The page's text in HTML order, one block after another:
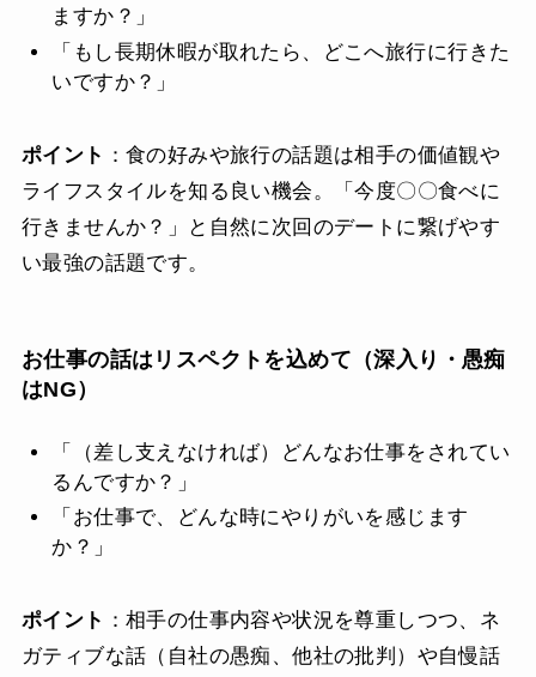
ますか？」
「もし長期休暇が取れたら、どこへ旅行に行きた
いですか？」
ポイント ：食の好みや旅行の話題は相手の価値観や
ライフスタイルを知る良い機会。「今度〇〇食べに
行きませんか？」と自然に次回のデートに繋げやす
い最強の話題です。
お仕事の話はリスペクトを込めて（深入り・愚痴
はNG）
「（差し支えなければ）どんなお仕事をされてい
るんですか？」
「お仕事で、どんな時にやりがいを感じます
か？」
ポイント ：相手の仕事内容や状況を尊重しつつ、ネ
ガティブな話（自社の愚痴、他社の批判）や自慢話